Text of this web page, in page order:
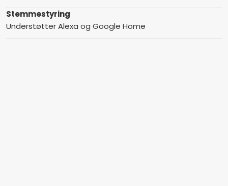
Stemmestyring
Understøtter Alexa og Google Home